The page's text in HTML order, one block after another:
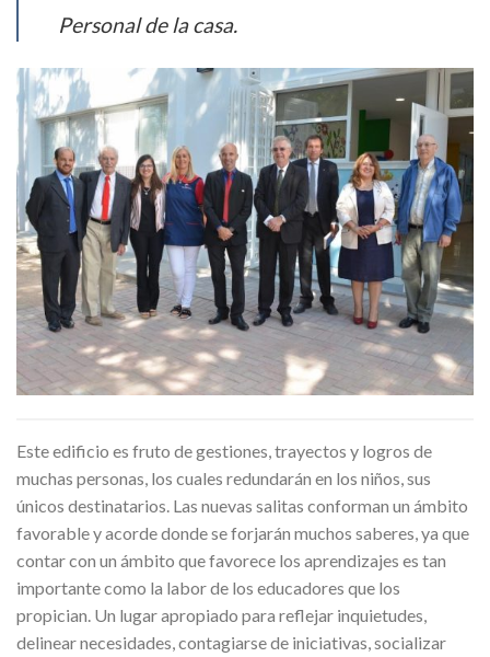
Personal de la casa.
Este edificio es fruto de gestiones, trayectos y logros de
muchas personas, los cuales redundarán en los niños, sus
únicos destinatarios. Las nuevas salitas conforman un ámbito
favorable y acorde donde se forjarán muchos saberes, ya que
contar con un ámbito que favorece los aprendizajes es tan
importante como la labor de los educadores que los
propician. Un lugar apropiado para reflejar inquietudes,
delinear necesidades, contagiarse de iniciativas, socializar